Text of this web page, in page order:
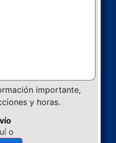
importante,
y horas.
o